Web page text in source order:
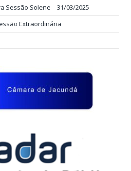
Sessão Solene – 31/03/2025
Extraordinária